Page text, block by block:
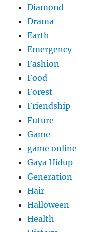
Diamond
Drama
Earth
Emergency
Fashion
Food
Forest
Friendship
Future
Game
game online
Gaya Hidup
Generation
Hair
Halloween
Health